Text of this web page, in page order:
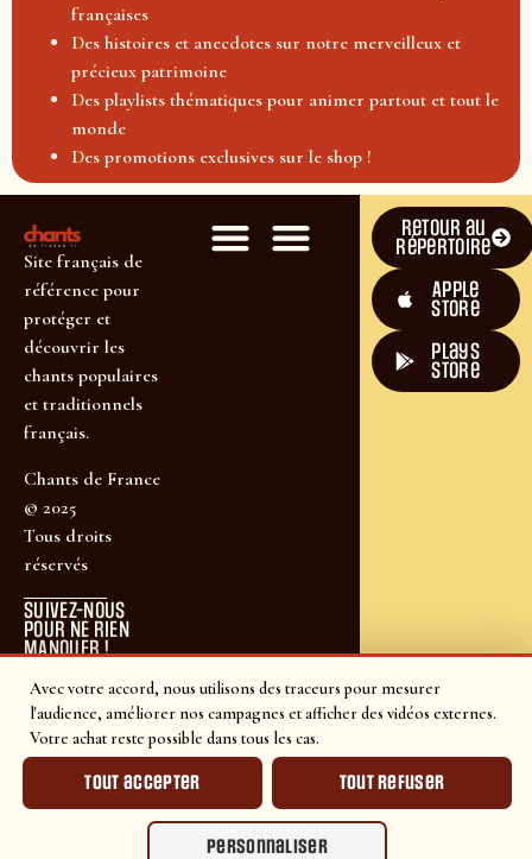
Avec votre accord, nous utilisons des traceurs pour mesurer
l'audience, améliorer nos campagnes et afficher des vidéos externes.
Votre achat reste possible dans tous les cas.
Tout accepter Tout refuser
Personnaliser
françaises
Des histoires et anecdotes sur notre merveilleux et
précieux patrimoine
Des playlists thématiques pour animer partout et tout le
monde
Des promotions exclusives sur le shop !
Site français de
référence pour
protéger et
découvrir les
chants populaires
et traditionnels
français.
Chants de France
© 2025
Tous droits
réservés
SUIVEZ-NOUS
POUR NE RIEN
MANQUER !
Retour au
répertoire
Apple
Store
plays
store